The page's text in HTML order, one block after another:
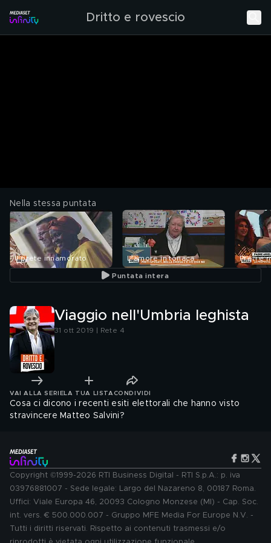
Dritto e rovescio
Nella stessa puntata
Il prete innamorato L'amore in tonaca Preti e
Puntata intera
Viaggio nell'Umbria leghista
31 ott 2019 | Rete 4
VAI ALLA SERIE LA TUA LISTA CONDIVIDI
Cosa ci dicono i recenti esiti elettorali che hanno visto
stravincere Matteo Salvini?
Copyright ©1999-2026 RTI Business Digital - RTI S.p.A.: p. iva
03976881007 - Sede legale: Largo del Nazareno 8, 00187 Roma.
Uffici: Viale Europa 46, 20093 Cologno Monzese (MI) - Cap. Soc.
int. vers. € 500.000.007 - Gruppo MFE Media For Europe N.V. -
Tutti i diritti riservati. Rispetto ai contenuti trasmessi e/o